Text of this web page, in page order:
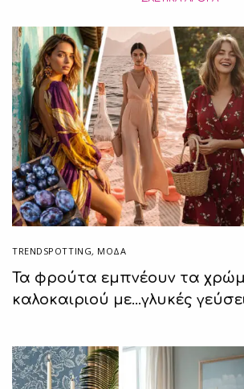
TRENDSPOTTING, ΜΟΔΑ
Τα φρούτα εμπνέουν τα
καλοκαιριού με…γλυκές